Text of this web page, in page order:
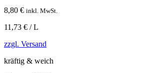
8,80 € inkl. MwSt.
11,73 € / L
zzgl. Versand
kräftig & weich